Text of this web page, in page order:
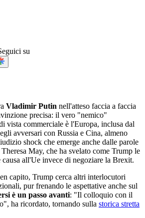
su
Vladimir Putin nell'atteso faccia a faccia
precisa: il vero "nemico"
vista commerciale è l'Europa, inclusa dal
avversari con Russia e Cina, almeno
shock che emerge anche dalle parole
May, che ha svelato come Trump le
all'Ue invece di negoziare la Brexit.
capito, Trump cerca altri interlocutori
pur frenando le aspettative anche sul
è un passo avanti: "Il colloquio con il
ha ricordato, tornando sulla storica stretta